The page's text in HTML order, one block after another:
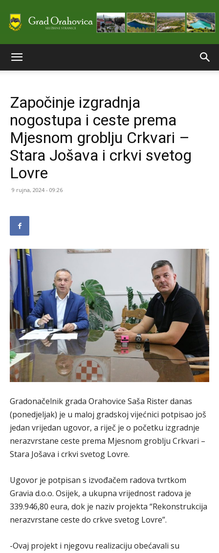
stranice
Grada
Započinje izgradnja
nogostupa i ceste prema
Mjesnom groblju Crkvari –
Stara Jošava i crkvi svetog
Lovre
9 rujna, 2024 - 09:26
Gradonačelnik grada Orahovice Saša Rister danas
(ponedjeljak) je u maloj gradskoj vijećnici potpisao još
jedan vrijedan ugovor, a riječ je o početku izgradnje
nerazvrstane ceste prema Mjesnom groblju Crkvari –
Stara Jošava i crkvi svetog Lovre.
Ugovor je potpisan s izvođačem radova tvrtkom
Gravia d.o.o. Osijek, a ukupna vrijednost radova je
339.946,80 eura, dok je naziv projekta “Rekonstrukcija
nerazvrstane ceste do crkve svetog Lovre”.
-Ovaj projekt i njegovu realizaciju obećavali su